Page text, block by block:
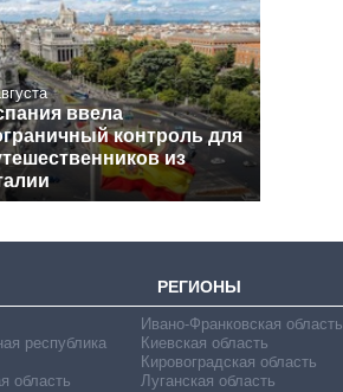
ввела
контроль для
из
РЕГИОНЫ
республика
область
Ивано-Франковская область
Киевская область
Кировоградская область
Луганская область